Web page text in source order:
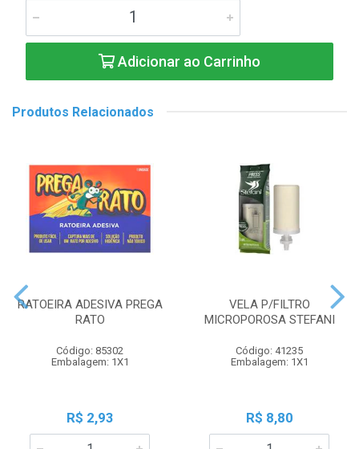
Adicionar ao Carrinho
Produtos Relacionados
RATOEIRA ADESIVA PREGA
RATO
Código: 85302
Embalagem: 1X1
R$ 2,93
VELA P/FILTRO
MICROPOROSA STEFANI
Código: 41235
Embalagem: 1X1
R$ 8,80